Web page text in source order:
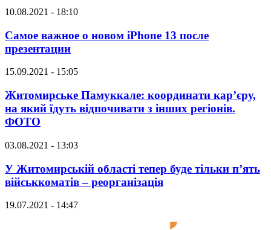
10.08.2021 - 18:10
Самое важное о новом iPhone 13 после
презентации
15.09.2021 - 15:05
Житомирське Памуккале: координати кар’єру,
на який їдуть відпочивати з інших регіонів.
ФОТО
03.08.2021 - 13:03
У Житомирській області тепер буде тільки п’ять
військкоматів – реорганізація
19.07.2021 - 14:47